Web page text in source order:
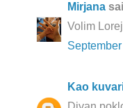
Mirjana
Volim
Kao